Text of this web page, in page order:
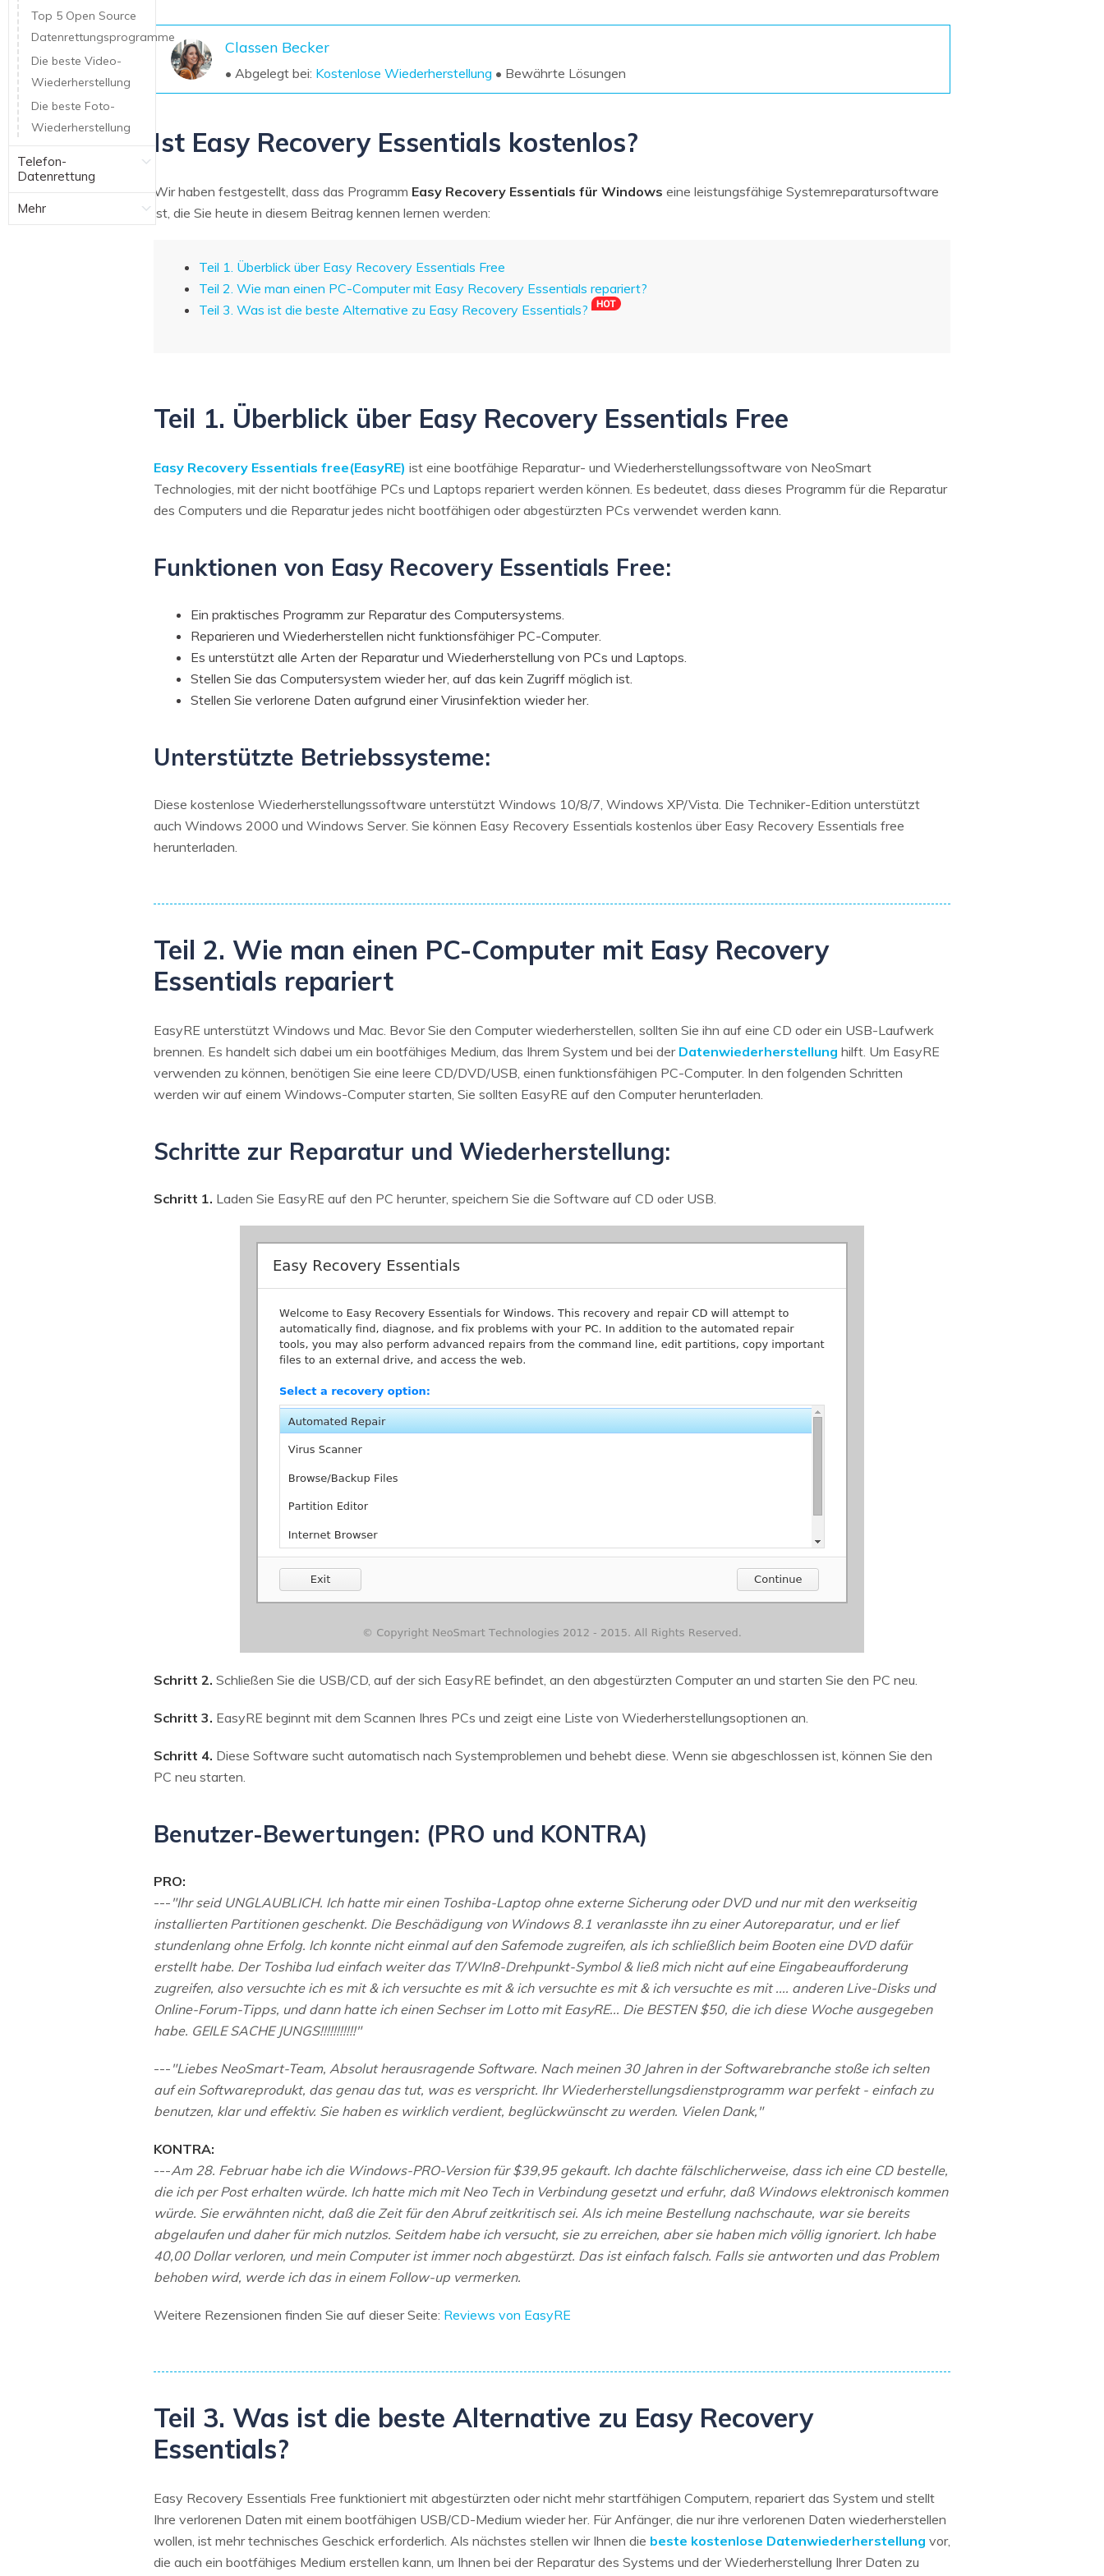
NAS-Datenrettung
Mac-Papierkorb-Wiederherstellung
Neu
Email-
PDF-
RAID
RAW-Festplatten-
Classen Becker
• Abgelegt bei: Kostenlose Wiederherstellung • Bewährte Lösungen
Ist Easy Recovery Essentials kostenlos?
Wir haben festgestellt, dass das Programm Easy Recovery Essentials für Windows eine leistungsfähige Systemreparatursoftware
ist, die Sie heute in diesem Beitrag kennen lernen werden:
Teil 1. Überblick über Easy Recovery Essentials Free
Teil 2. Wie man einen PC-Computer mit Easy Recovery Essentials repariert?
Teil 3. Was ist die beste Alternative zu Easy Recovery Essentials?
Teil 1. Überblick über Easy Recovery Essentials Free
Easy Recovery Essentials free(EasyRE) ist eine bootfähige Reparatur- und Wiederherstellungssoftware von NeoSmart
Technologies, mit der nicht bootfähige PCs und Laptops repariert werden können. Es bedeutet, dass dieses Programm für die Reparatur
des Computers und die Reparatur jedes nicht bootfähigen oder abgestürzten PCs verwendet werden kann.
Funktionen von Easy Recovery Essentials Free:
Ein praktisches Programm zur Reparatur des Computersystems.
Reparieren und Wiederherstellen nicht funktionsfähiger PC-Computer.
Es unterstützt alle Arten der Reparatur und Wiederherstellung von PCs und Laptops.
Stellen Sie das Computersystem wieder her, auf das kein Zugriff möglich ist.
Stellen Sie verlorene Daten aufgrund einer Virusinfektion wieder her.
Unterstützte Betriebssysteme:
Diese kostenlose Wiederherstellungssoftware unterstützt Windows 10/8/7, Windows XP/Vista. Die Techniker-Edition unterstützt
auch Windows 2000 und Windows Server. Sie können Easy Recovery Essentials kostenlos über Easy Recovery Essentials free
herunterladen.
Teil 2. Wie man einen PC-Computer mit Easy Recovery
Essentials repariert
EasyRE unterstützt Windows und Mac. Bevor Sie den Computer wiederherstellen, sollten Sie ihn auf eine CD oder ein USB-Laufwerk
brennen. Es handelt sich dabei um ein bootfähiges Medium, das Ihrem System und bei der Datenwiederherstellung hilft. Um EasyRE
verwenden zu können, benötigen Sie eine leere CD/DVD/USB, einen funktionsfähigen PC-Computer. In den folgenden Schritten
werden wir auf einem Windows-Computer starten, Sie sollten EasyRE auf den Computer herunterladen.
Schritte zur Reparatur und Wiederherstellung:
Schritt 1. Laden Sie EasyRE auf den PC herunter, speichern Sie die Software auf CD oder USB.
Schritt 2. Schließen Sie die USB/CD, auf der sich EasyRE befindet, an den abgestürzten Computer an und starten Sie den PC neu.
Schritt 3. EasyRE beginnt mit dem Scannen Ihres PCs und zeigt eine Liste von Wiederherstellungsoptionen an.
Schritt 4. Diese Software sucht automatisch nach Systemproblemen und behebt diese. Wenn sie abgeschlossen ist, können Sie den
PC neu starten.
Benutzer-Bewertungen: (PRO und KONTRA)
PRO:
--- "Ihr seid UNGLAUBLICH. Ich hatte mir einen Toshiba-Laptop ohne externe Sicherung oder DVD und nur mit den werkseitig
installierten Partitionen geschenkt. Die Beschädigung von Windows 8.1 veranlasste ihn zu einer Autoreparatur, und er lief
stundenlang ohne Erfolg. Ich konnte nicht einmal auf den Safemode zugreifen, als ich schließlich beim Booten eine DVD dafür
erstellt habe. Der Toshiba lud einfach weiter das T/WIn8-Drehpunkt-Symbol & ließ mich nicht auf eine Eingabeaufforderung
zugreifen, also versuchte ich es mit & ich versuchte es mit & ich versuchte es mit & ich versuchte es mit .... anderen Live-Disks und
Online-Forum-Tipps, und dann hatte ich einen Sechser im Lotto mit EasyRE... Die BESTEN $50, die ich diese Woche ausgegeben
habe. GEILE SACHE JUNGS!!!!!!!!!!!"
--- "Liebes NeoSmart-Team, Absolut herausragende Software. Nach meinen 30 Jahren in der Softwarebranche stoße ich selten
auf ein Softwareprodukt, das genau das tut, was es verspricht. Ihr Wiederherstellungsdienstprogramm war perfekt - einfach zu
benutzen, klar und effektiv. Sie haben es wirklich verdient, beglückwünscht zu werden. Vielen Dank,"
KONTRA:
---Am 28. Februar habe ich die Windows-PRO-Version für $39,95 gekauft. Ich dachte fälschlicherweise, dass ich eine CD bestelle,
die ich per Post erhalten würde. Ich hatte mich mit Neo Tech in Verbindung gesetzt und erfuhr, daß Windows elektronisch kommen
würde. Sie erwähnten nicht, daß die Zeit für den Abruf zeitkritisch sei. Als ich meine Bestellung nachschaute, war sie bereits
abgelaufen und daher für mich nutzlos. Seitdem habe ich versucht, sie zu erreichen, aber sie haben mich völlig ignoriert. Ich habe
40,00 Dollar verloren, und mein Computer ist immer noch abgestürzt. Das ist einfach falsch. Falls sie antworten und das Problem
behoben wird, werde ich das in einem Follow-up vermerken.
Weitere Rezensionen finden Sie auf dieser Seite: Reviews von EasyRE
Teil 3. Was ist die beste Alternative zu Easy Recovery
Essentials?
Easy Recovery Essentials Free funktioniert mit abgestürzten oder nicht mehr startfähigen Computern, repariert das System und stellt
Ihre verlorenen Daten mit einem bootfähigen USB/CD-Medium wieder her. Für Anfänger, die nur ihre verlorenen Daten wiederherstellen
wollen, ist mehr technisches Geschick erforderlich. Als nächstes stellen wir Ihnen die beste kostenlose Datenwiederherstellung vor,
die auch ein bootfähiges Medium erstellen kann, um Ihnen bei der Reparatur des Systems und der Wiederherstellung Ihrer Daten zu
Top 5 Open Source
Datenrettungsprogramme
Die beste Video-
Wiederherstellung
Die beste Foto-
Wiederherstellung
Telefon-
Datenrettung
Mehr